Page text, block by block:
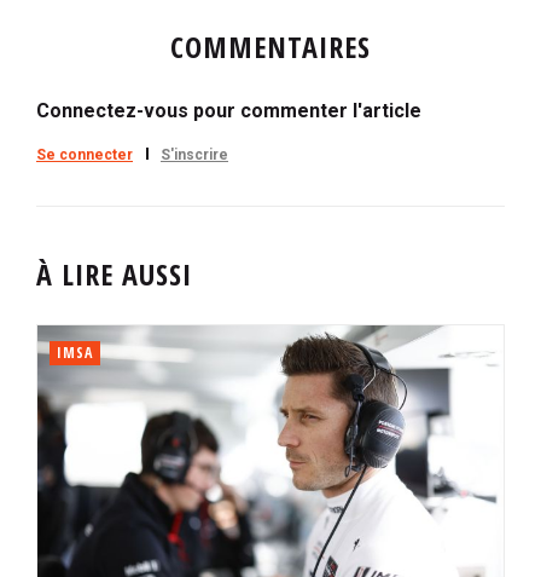
COMMENTAIRES
Connectez-vous pour commenter l'article
Se connecter S'inscrire
À LIRE AUSSI
IMSA